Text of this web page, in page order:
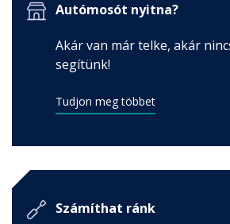
Autómosót nyitna?
Akár van már telke, akár
segítünk!
Tudjon meg többet
Számíthat ránk